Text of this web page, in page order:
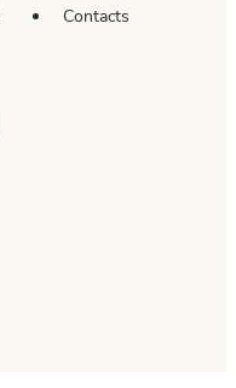
Contacts